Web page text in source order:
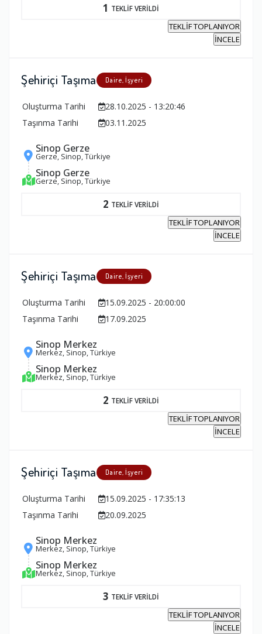
1 TEKLİF VERİLDİ
TEKLİF TOPLANIYOR
İNCELE
Şehiriçi Taşıma Daire, İşyeri
Oluşturma Tarihi
28.10.2025 - 13:20:46
Taşınma Tarihi
03.11.2025
Sinop Gerze
Gerze, Sinop, Türkiye
Sinop Gerze
Gerze, Sinop, Türkiye
2 TEKLİF VERİLDİ
TEKLİF TOPLANIYOR
İNCELE
Şehiriçi Taşıma Daire, İşyeri
Oluşturma Tarihi
15.09.2025 - 20:00:00
Taşınma Tarihi
17.09.2025
Sinop Merkez
Merkez, Sinop, Türkiye
Sinop Merkez
Merkez, Sinop, Türkiye
2 TEKLİF VERİLDİ
TEKLİF TOPLANIYOR
İNCELE
Şehiriçi Taşıma Daire, İşyeri
Oluşturma Tarihi
15.09.2025 - 17:35:13
Taşınma Tarihi
20.09.2025
Sinop Merkez
Merkez, Sinop, Türkiye
Sinop Merkez
Merkez, Sinop, Türkiye
3 TEKLİF VERİLDİ
TEKLİF TOPLANIYOR
İNCELE